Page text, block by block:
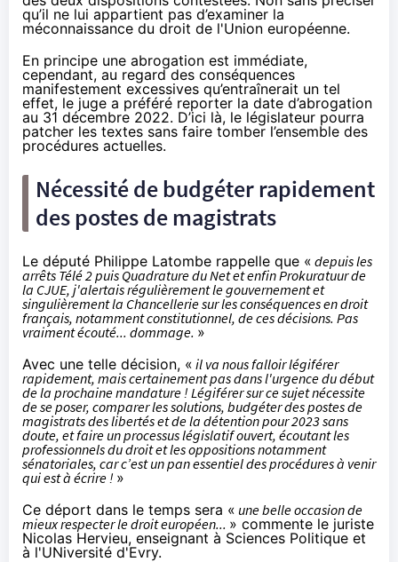
qu’il ne lui appartient pas d’examiner la
méconnaissance du droit de l'Union européenne.
En principe une abrogation est immédiate,
cependant, au regard des conséquences
manifestement excessives qu’entraînerait un tel
effet, le juge a préféré reporter la date d’abrogation
au 31 décembre 2022. D’ici là, le législateur pourra
patcher les textes sans faire tomber l’ensemble des
procédures actuelles.
Nécessité de budgéter rapidement
des postes de magistrats
Le député Philippe Latombe rappelle que « depuis les
arrêts Télé 2 puis Quadrature du Net et enfin Prokuratuur de
la CJUE, j'alertais régulièrement le gouvernement et
singulièrement la Chancellerie sur les conséquences en droit
français, notamment constitutionnel, de ces décisions. Pas
vraiment écouté... dommage. »
Avec une telle décision, « il va nous falloir légiférer
rapidement, mais certainement pas dans l'urgence du début
de la prochaine mandature ! Légiférer sur ce sujet nécessite
de se poser, comparer les solutions, budgéter des postes de
magistrats des libertés et de la détention pour 2023 sans
doute, et faire un processus législatif ouvert, écoutant les
professionnels du droit et les oppositions notamment
sénatoriales, car c’est un pan essentiel des procédures à venir
qui est à écrire ! »
Ce déport dans le temps sera « une belle occasion de
mieux respecter le droit européen... » commente le juriste
Nicolas Hervieu, enseignant à Sciences Politique et
à l'UNiversité d'Evry.